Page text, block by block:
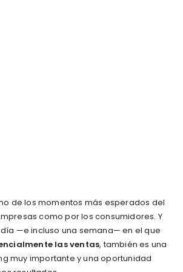
de los momentos más esperados del
como por los consumidores. Y
—e incluso una semana— en el que
las ventas, también es una
muy importante y una oportunidad